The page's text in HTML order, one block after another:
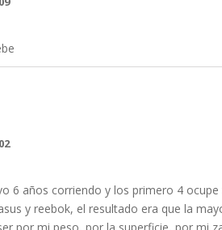
6 años corriendo y los primero 4
y reebok, el resultado era que la